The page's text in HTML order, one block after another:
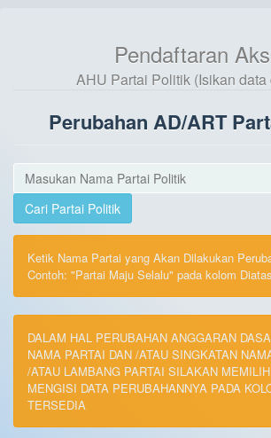
Pendaftaran
AHU Partai Politik (Isikan data
Perubahan AD/ART
Cari Partai Politik
Ketik Nama Partai yang Akan Dilakukan
Contoh: "Partai Maju Selalu" pada kolom
DALAM HAL PERUBAHAN ANGGARAN
NAMA PARTAI DAN /ATAU SINGKATAN
/ATAU LAMBANG PARTAI SILAKAN
MENGISI DATA PERUBAHANNYA PADA
TERSEDIA